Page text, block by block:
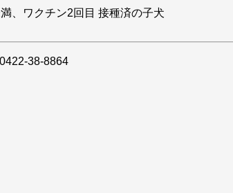
、ワクチン2回目 接種済の子犬
38-8864